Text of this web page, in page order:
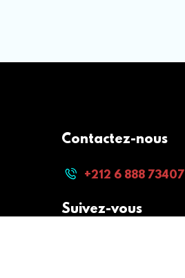
Contactez-nous
+212 6 888 73407
Suivez-vous